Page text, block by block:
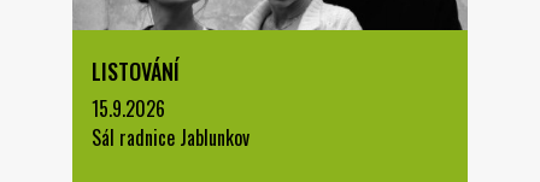
LISTOVÁNÍ
15.9.2026
Sál radnice Jablunkov